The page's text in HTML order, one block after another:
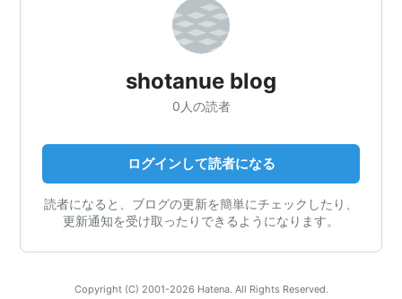
shotanue blog
0人の読者
ログインして読者になる
読者になると、ブログの更新を簡単にチェックしたり、
更新通知を受け取ったりできるようになります。
Copyright (C) 2001-2026 Hatena. All Rights Reserved.